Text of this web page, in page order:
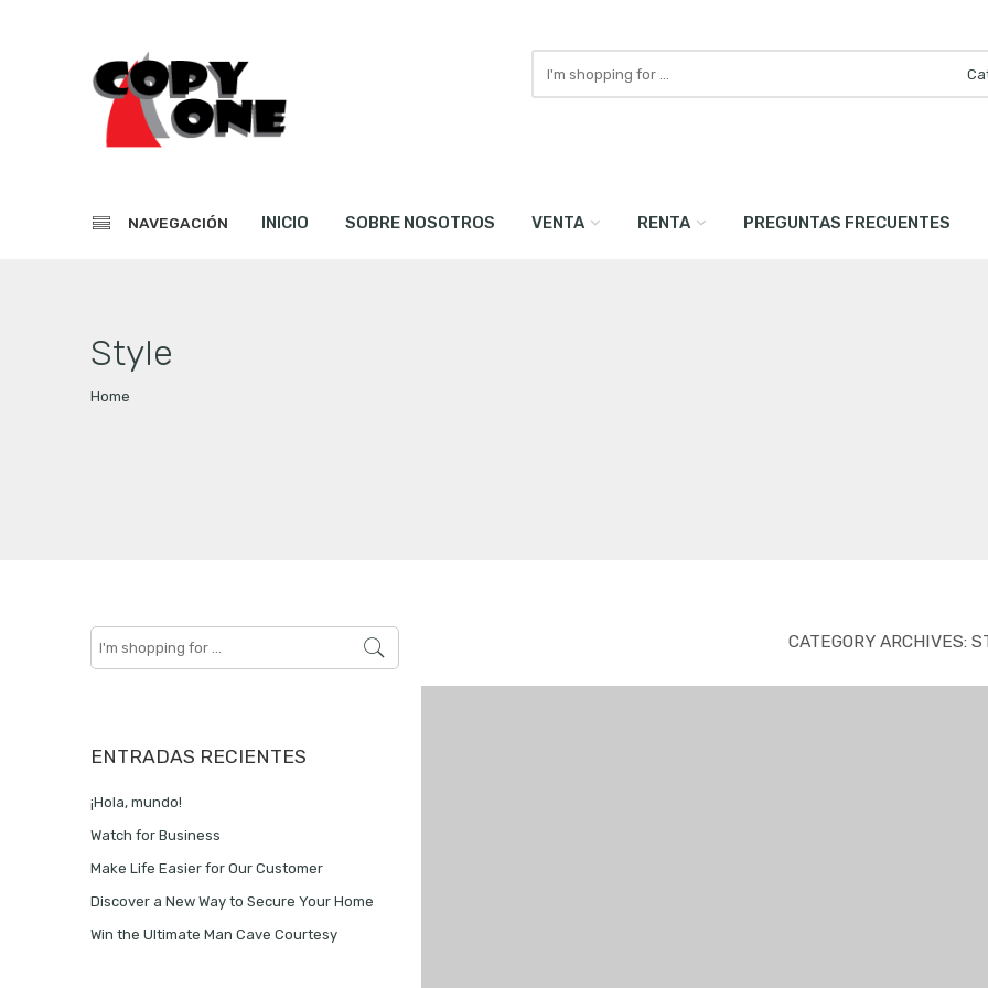
here
NAVEGACIÓN INICIO SOBRE NOSOTROS VENTA RENTA PREGUNTAS FRECUENTES
Style
Home
CATEGORY ARCHIVES:
Search
here
ENTRADAS RECIENTES
¡Hola, mundo!
Watch for Business
Make Life Easier for Our Customer
Discover a New Way to Secure Your Home
Win the Ultimate Man Cave Courtesy